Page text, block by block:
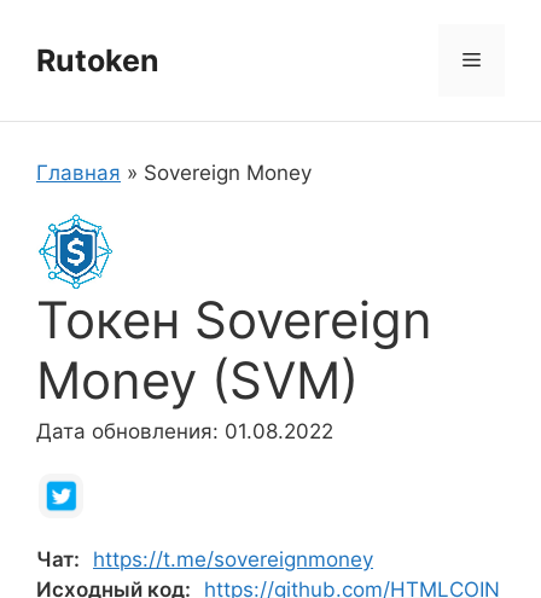
содержимому
Rutoken Меню
Главная » Sovereign Money
Токен Sovereign
Money (SVM)
Дата обновления: 01.08.2022
Чат:
https://t.me/sovereignmoney
Исходный код:
https://github.com/HTMLCOIN